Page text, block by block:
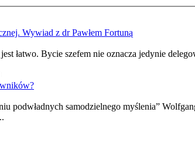
Wywiad z dr Pawłem Fortuną
łatwo. Bycie szefem nie oznacza jedynie
podwładnych samodzielnego myślenia”